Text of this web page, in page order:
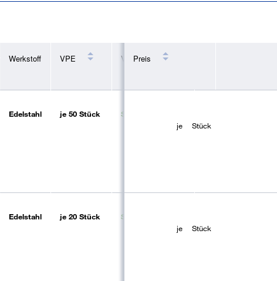
Werkstoff VPE Verfügbarkeit
Preis
Edelstahl je 50 Stück
Sofort lieferbar
je
Stück
Edelstahl je 20 Stück
Sofort lieferbar
je
Stück